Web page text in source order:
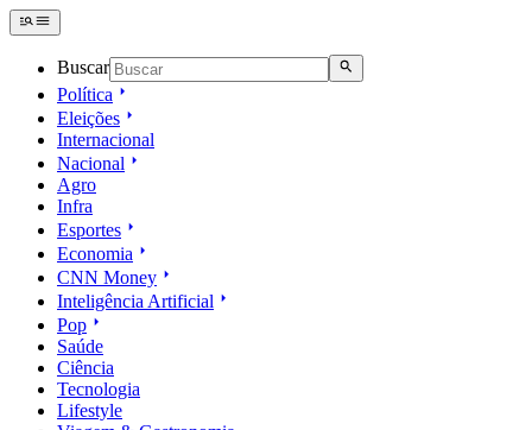
Buscar
Política
Eleições
Internacional
Nacional
Agro
Infra
Esportes
Economia
CNN Money
Inteligência Artificial
Pop
Saúde
Ciência
Tecnologia
Lifestyle